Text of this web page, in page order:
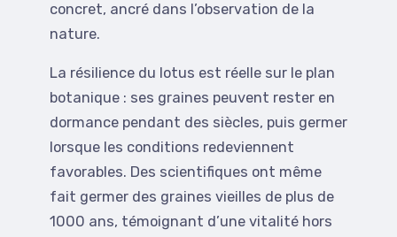
concret, ancré dans l’observation de la
nature.
La résilience du lotus est réelle sur le plan
botanique : ses graines peuvent rester en
dormance pendant des siècles, puis germer
lorsque les conditions redeviennent
favorables. Des scientifiques ont même
fait germer des graines vieilles de plus de
1000 ans, témoignant d’une vitalité hors